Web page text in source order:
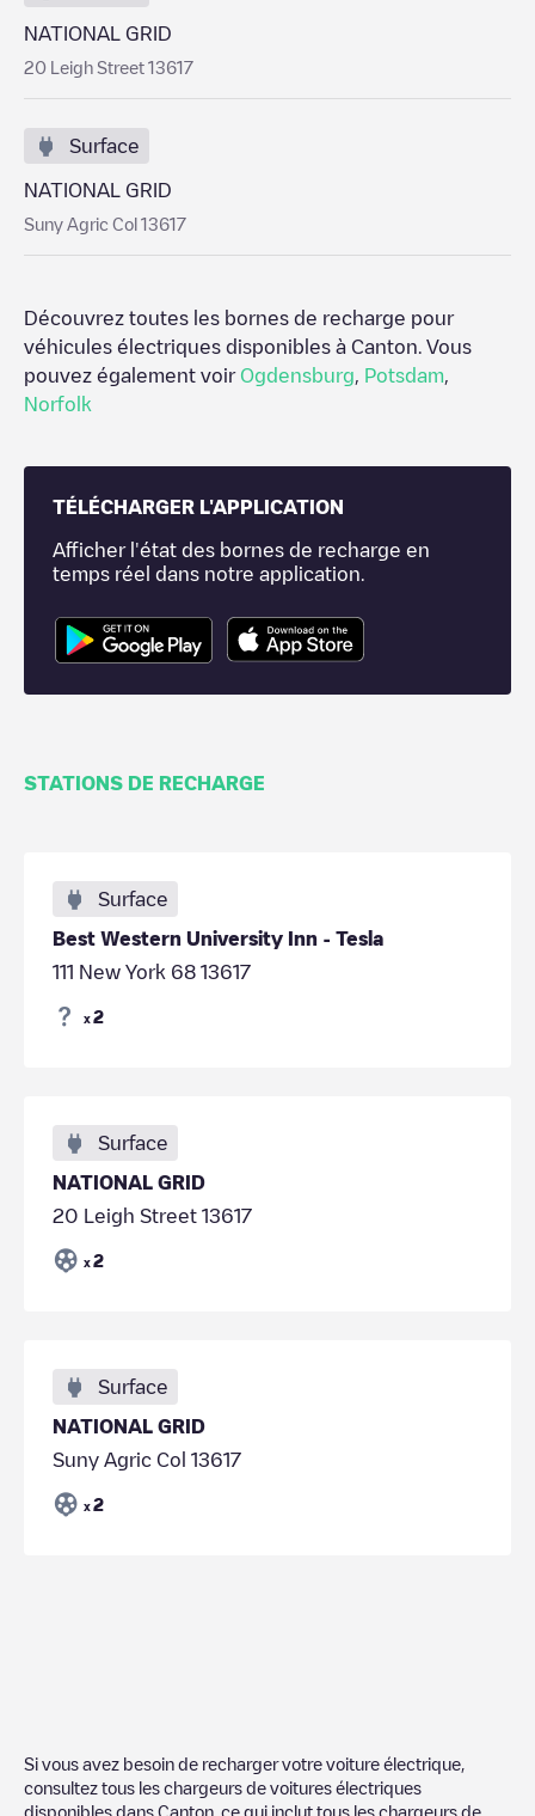
NATIONAL GRID
20 Leigh Street 13617
Surface
NATIONAL GRID
Suny Agric Col 13617
Découvrez toutes les bornes de recharge pour
véhicules électriques disponibles à Canton . Vous
pouvez également voir Ogdensburg Potsdam
Norfolk
TÉLÉCHARGER L'APPLICATION
Afficher l'état des bornes de recharge en
temps réel dans notre application.
STATIONS DE RECHARGE
Surface
Best Western University Inn - Tesla
111 New York 68 13617
x 2
Surface
NATIONAL GRID
20 Leigh Street 13617
x 2
Surface
NATIONAL GRID
Suny Agric Col 13617
x 2
Si vous avez besoin de recharger votre voiture électrique,
consultez tous les chargeurs de voitures électriques
disponibles dans Canton , ce qui inclut tous les chargeurs de